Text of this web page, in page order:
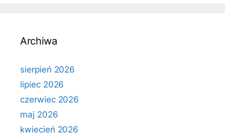
Archiwa
sierpień 2026
lipiec 2026
czerwiec 2026
maj 2026
kwiecień 2026